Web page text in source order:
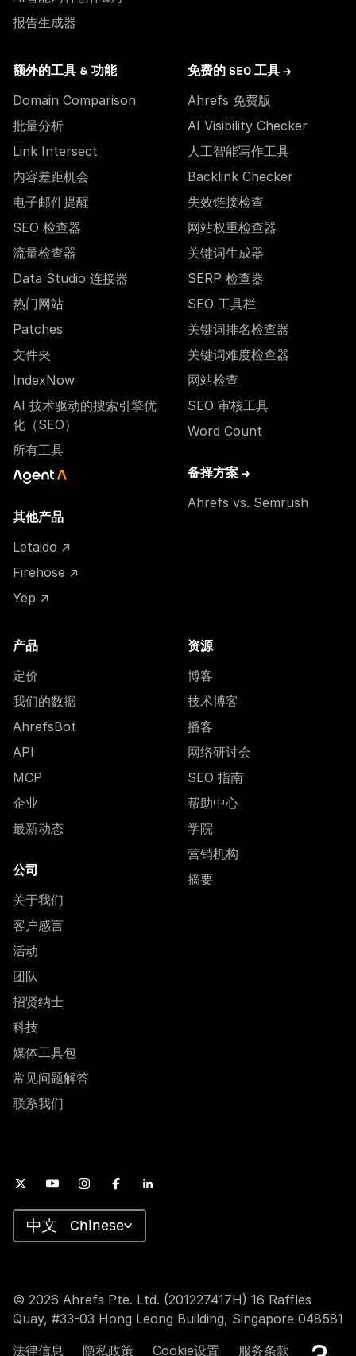
报告生成器
额外的工具 & 功能
Domain Comparison
批量分析
Link Intersect
内容差距机会
电子邮件提醒
SEO 检查器
流量检查器
Data Studio 连接器
热门网站
Patches
文件夹
IndexNow
AI 技术驱动的搜索引擎优
化（SEO）
所有工具
其他产品
Letaido ↗
Firehose ↗
Yep ↗
免费的 SEO 工具 →
Ahrefs 免费版
AI Visibility Checker
人工智能写作工具
Backlink Checker
失效链接检查
网站权重检查器
关键词生成器
SERP 检查器
SEO 工具栏
关键词排名检查器
关键词难度检查器
网站检查
SEO 审核工具
Word Count
备择方案 →
Ahrefs vs. Semrush
产品
定价
我们的数据
AhrefsBot
API
MCP
企业
最新动态
公司
关于我们
客户感言
活动
团队
招贤纳士
科技
媒体工具包
常见问题解答
联系我们
资源
博客
技术博客
播客
网络研讨会
SEO 指南
帮助中心
学院
营销机构
摘要
© 2026 Ahrefs Pte. Ltd. (201227417H) 16 Raffles
Quay, #33-03 Hong Leong Building, Singapore 048581
法律信息
隐私政策 Cookie设置 服务条款
Chinese